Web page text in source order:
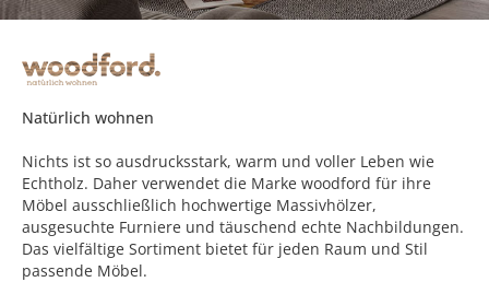
Natürlich wohnen
Nichts ist so ausdrucksstark, warm und voller Leben wie
Echtholz. Daher verwendet die Marke woodford für ihre
Möbel ausschließlich hochwertige Massivhölzer,
ausgesuchte Furniere und täuschend echte Nachbildungen.
Das vielfältige Sortiment bietet für jeden Raum und Stil
passende Möbel.